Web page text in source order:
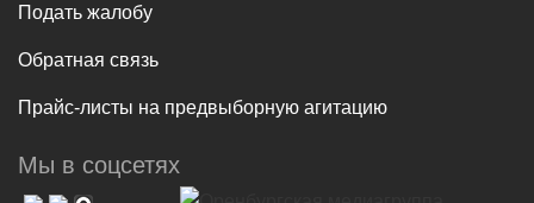
Подать жалобу
Обратная связь
Прайс-листы на предвыборную агитацию
Мы в соцсетях